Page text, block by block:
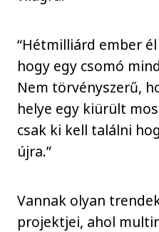
“Hétmilliárd ember
hogy egy csomó
Nem törvényszerű,
helye egy kiürült
csak ki kell találni
újra.”
Vannak olyan
projektjei, ahol